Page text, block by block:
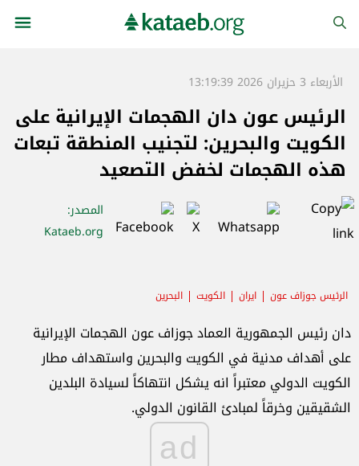
الأربعاء 3 حزيران 2026 13:19:39
الرئيس عون دان الهجمات الإيرانية على
الكويت والبحرين: لتجنيب المنطقة تبعات
هذه الهجمات لخفض التصعيد
المصدر:
Kataeb.org
الرئيس جوزاف عون ايران الكويت البحرين
دان رئيس الجمهورية العماد جوزاف عون الهجمات الإيرانية
على أهداف مدنية في الكويت والبحرين واستهداف مطار
الكويت الدولي معتبراً انه يشكل انتهاكاً لسيادة البلدين
الشقيقين وخرقاً لمبادئ القانون الدولي.
ad